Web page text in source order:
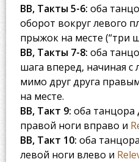
BB, Такты 5-6: оба
оборот вокруг левого
прыжок на месте (“три
BB, Такты 7-8: оба
шага вперед, начиная с
мимо друг друга
на месте.
BB, Такт 9: оба танцора
правой ноги вправо и
BB, Такт 10: оба
левой ноги влево и